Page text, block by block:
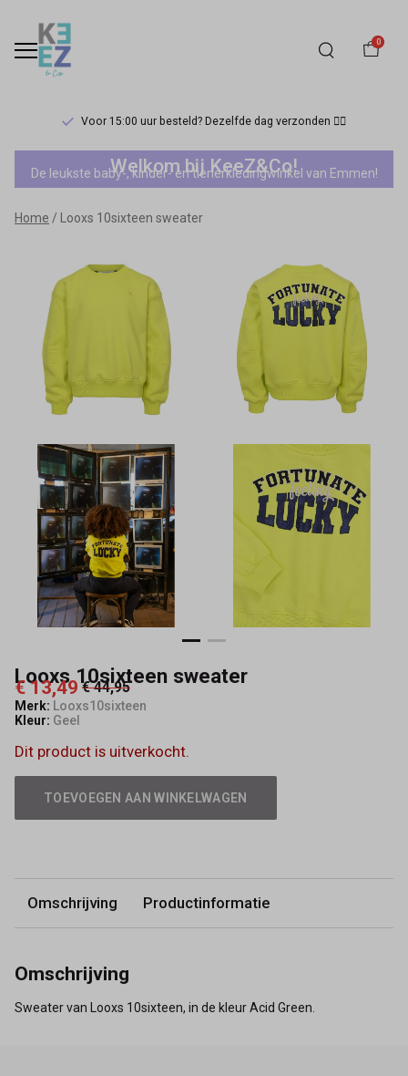
0
Voor 15:00 uur besteld? Dezelfde dag verzonden 🏃‍♀️
Looxs
10sixteen
sweater
Keez&Co
Welkom bij KeeZ&Co!
De leukste baby-, kinder- en tienerkledingwinkel van Emmen!
Home Looxs 10sixteen sweater
Looxs 10sixteen sweater
€ 13,49 € 44,95
Merk: Looxs10sixteen
Kleur: Geel
Dit product is uitverkocht.
TOEVOEGEN AAN WINKELWAGEN
Omschrijving Productinformatie
Omschrijving
Sweater van Looxs 10sixteen, in de kleur Acid Green.